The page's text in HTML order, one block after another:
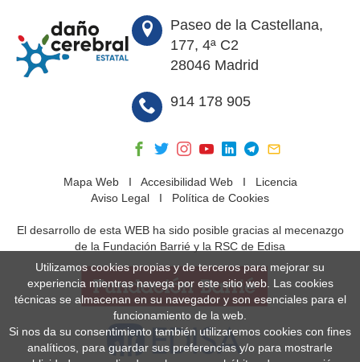
Paseo de la Castellana,
177, 4ª C2
28046 Madrid
914 178 905
Mapa WebI Accesibilidad WebI Licencia
Aviso Legal I Política de Cookies
El desarrollo de esta WEB ha sido posible gracias al mecenazgo
de la Fundación Barrié y la RSC de Edisa
Utilizamos cookies propias y de terceros para mejorar su
experiencia mientras navega por este sitio web. Las cookies
técnicas se almacenan en su navegador y son esenciales para el
funcionamiento de la web.
Si nos da su consentimiento también utilizaremos cookies con fines
analíticos, para guardar sus preferencias y/o para mostrarle